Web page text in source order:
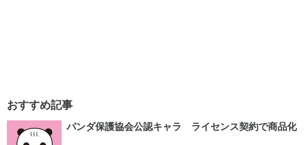
おすすめ記事
パンダ保護協会公認キャラ ライセンス契約で商品化